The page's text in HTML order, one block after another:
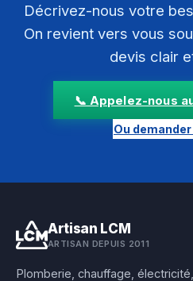
Décrivez-nous votre
On revient vers vous
devis clair
📞 Appelez-nous
Ou
Artisan LCM
ARTISAN DEPUIS 2011
Plomberie, chauffage,